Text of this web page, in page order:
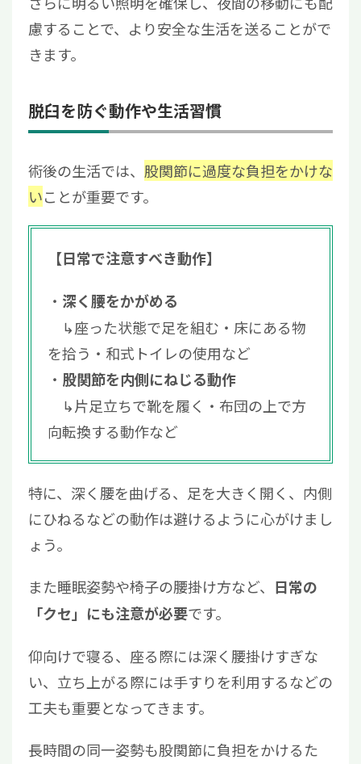
慮することで、より安全な生活を送ることがで
きます。
脱臼を防ぐ動作や生活習慣
術後の生活では、 股関節に過度な負担をかけな
いことが重要です。
【日常で注意すべき動作】
深く腰をかがめる
↳座った状態で足を組む・床にある物
を拾う・和式トイレの使用など
股関節を内側にねじる動作
↳片足立ちで靴を履く・布団の上で方
向転換する動作など
特に、深く腰を曲げる、足を大きく開く、内側
にひねるなどの動作は避けるように心がけまし
ょう。
また睡眠姿勢や椅子の腰掛け方など、 日常の
「クセ」にも注意が必要です。
仰向けで寝る、座る際には深く腰掛けすぎな
い、立ち上がる際には手すりを利用するなどの
工夫も重要となってきます。
長時間の同一姿勢も股関節に負担をかけるた